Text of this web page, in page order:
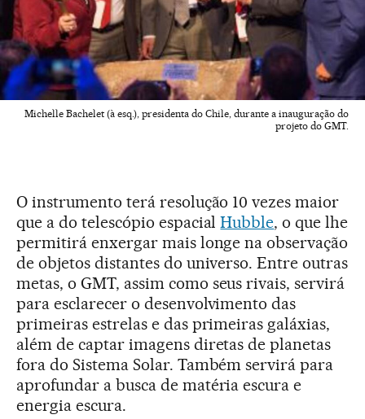
Michelle Bachelet (à esq.), presidenta do Chile, durante a inauguração do
projeto do GMT.
O instrumento terá resolução 10 vezes maior
que a do telescópio espacialHubble, o que lhe
permitirá enxergar mais longe na observação
de objetos distantes do universo. Entre outras
metas, o GMT, assim como seus rivais, servirá
para esclarecer o desenvolvimento das
primeiras estrelas e das primeiras galáxias,
além de captar imagens diretas de planetas
fora do Sistema Solar. Também servirá para
aprofundar a busca de matéria escura e
energia escura.